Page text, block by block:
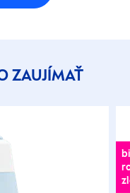
ZAUJÍMAŤ